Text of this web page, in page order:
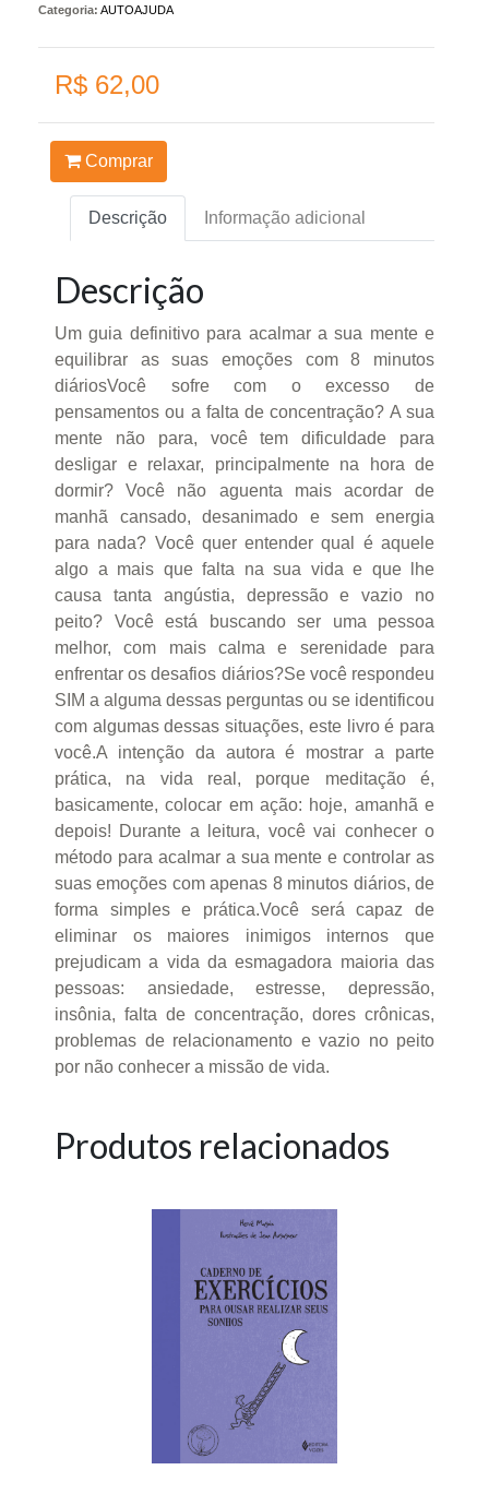
Categoria: AUTOAJUDA
R$ 62,00
Comprar
Descrição Informação adicional
Descrição
Um guia definitivo para acalmar a sua mente e
equilibrar as suas emoções com 8 minutos
diáriosVocê sofre com o excesso de
pensamentos ou a falta de concentração? A sua
mente não para, você tem dificuldade para
desligar e relaxar, principalmente na hora de
dormir? Você não aguenta mais acordar de
manhã cansado, desanimado e sem energia
para nada? Você quer entender qual é aquele
algo a mais que falta na sua vida e que lhe
causa tanta angústia, depressão e vazio no
peito? Você está buscando ser uma pessoa
melhor, com mais calma e serenidade para
enfrentar os desafios diários?Se você respondeu
SIM a alguma dessas perguntas ou se identificou
com algumas dessas situações, este livro é para
você.A intenção da autora é mostrar a parte
prática, na vida real, porque meditação é,
basicamente, colocar em ação: hoje, amanhã e
depois! Durante a leitura, você vai conhecer o
método para acalmar a sua mente e controlar as
suas emoções com apenas 8 minutos diários, de
forma simples e prática.Você será capaz de
eliminar os maiores inimigos internos que
prejudicam a vida da esmagadora maioria das
pessoas: ansiedade, estresse, depressão,
insônia, falta de concentração, dores crônicas,
problemas de relacionamento e vazio no peito
por não conhecer a missão de vida.
Produtos relacionados